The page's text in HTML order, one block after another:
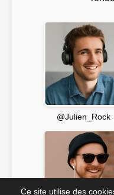
@Julien_Rock
Ce site utilise des